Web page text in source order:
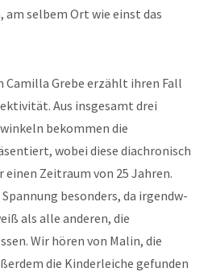
am selbem Ort wie einst das
Camil­la Grebe erzählt ihren Fall
Aus ins­ge­samt drei
bekom­men die
wobei diese diachro­nisch
Zeitraum von 25 Jahren.
beson­ders, da irgendw­
als alle anderen, die
Wir hören von Malin, die
die Kinder­le­iche gefun­den